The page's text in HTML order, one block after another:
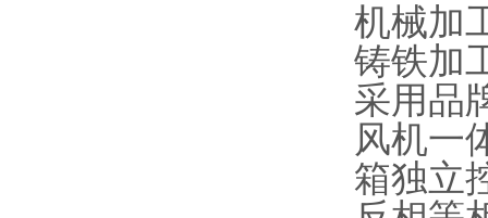
机械加
铸铁加
采用品
风机一
箱独立